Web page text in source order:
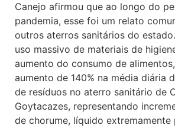
Canejo afirmou que ao longo do
pandemia, esse foi um relato
outros aterros sanitários do
uso massivo de materiais de
aumento do consumo de
aumento de 140% na média diária
de resíduos no aterro sanitário de
Goytacazes, representando
de chorume, líquido extremamente